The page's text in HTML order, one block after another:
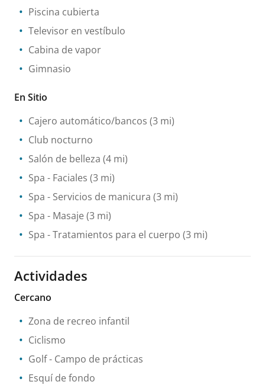
Piscina cubierta
Televisor en vestíbulo
Cabina de vapor
Gimnasio
En Sitio
Cajero automático/bancos (3 mi)
Club nocturno
Salón de belleza (4 mi)
Spa - Faciales (3 mi)
Spa - Servicios de manicura (3 mi)
Spa - Masaje (3 mi)
Spa - Tratamientos para el cuerpo (3 mi)
Actividades
Cercano
Zona de recreo infantil
Ciclismo
Golf - Campo de prácticas
Esquí de fondo